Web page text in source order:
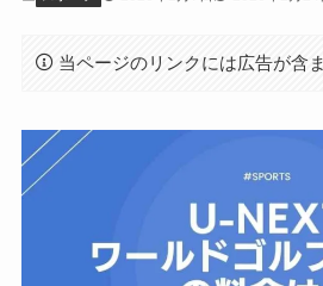
当ページのリンクには広告が含